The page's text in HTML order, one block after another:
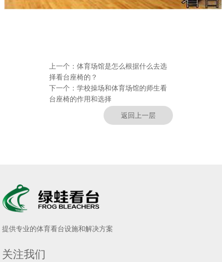
上一个： 体育场馆是怎么根据什么去选
择看台座椅的？
下一个： 学校操场和体育场馆的师生看
台座椅的作用和选择
返回上一层
提供专业的体育看台设施和解决方案
关注我们